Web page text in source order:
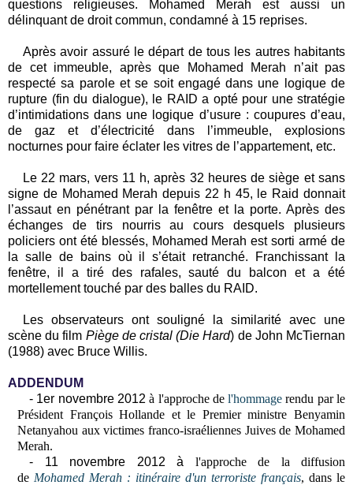
questions religieuses.
Mohamed Merah est aussi un
délinquant de droit commun, condamné à 15 reprises.
Après avoir assuré le départ de tous les autres habitants
de cet immeuble, après que Mohamed Merah n’ait pas
respecté sa parole et se soit engagé dans une logique de
rupture (fin du dialogue), le RAID a opté pour une stratégie
d’intimidations dans une logique d’usure : coupures d’eau,
de gaz et d’électricité dans l’immeuble, explosions
nocturnes pour faire éclater les vitres de l’appartement, etc.
Le 22 mars, vers 11 h, après 32 heures de siège et sans
signe de Mohamed Merah depuis 22 h 45, le Raid donnait
l’assaut en pénétrant par la fenêtre et la porte. Après des
échanges de tirs nourris au cours desquels plusieurs
policiers ont été blessés, Mohamed Merah est sorti armé de
la salle de bains où il s’était retranché. Franchissant la
fenêtre, il a tiré des rafales, sauté du balcon et a été
mortellement touché par des balles du RAID.
Les observateurs ont souligné la similarité avec une
scène du film Piège de cristal (Die Hard) de John McTiernan
(1988) avec Bruce Willis.
ADDENDUM
- 1er novembre 2012à l'approche del'hommage rendu par le
Président François Hollande et le Premier ministre Benyamin
Netanyahou aux victimes franco-israéliennes Juives de Mohamed
Merah.
- 11 novembre 2012 à l'approche de la diffusion
de Mohamed Merah : itinéraire d'un terroriste français, dans le